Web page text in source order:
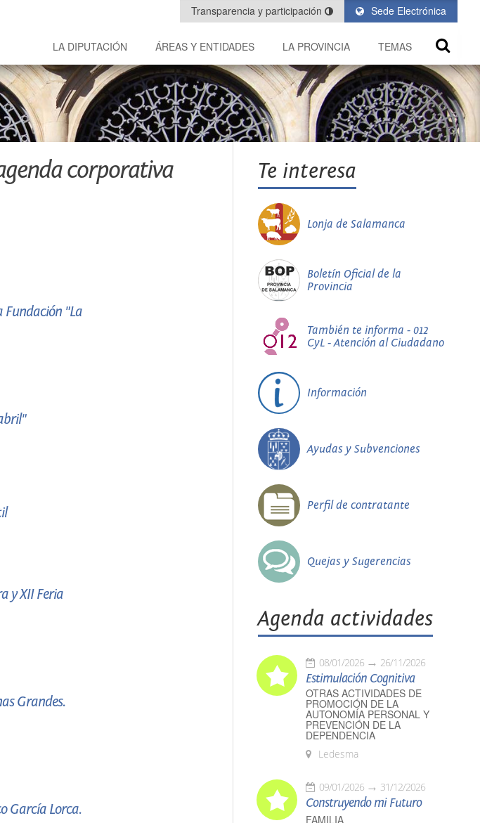
Sede Electrónica
Transparencia y participación
LA DIPUTACIÓN ÁREAS Y ENTIDADES LA PROVINCIA TEMAS
corporativa
Fundación "La
y XII Feria
Grandes.
García Lorca.
Te interesa
Lonja de Salamanca
Boletín Oficial de la
Provincia
También te informa - 012
CyL - Atención al Ciudadano
Información
Ayudas y Subvenciones
Perfil de contratante
Quejas y Sugerencias
Agenda actividades
08/01/2026 26/11/2026
Estimulación Cognitiva
OTRAS ACTIVIDADES DE
PROMOCIÓN DE LA
AUTONOMÍA PERSONAL Y
PREVENCIÓN DE LA
DEPENDENCIA
Ledesma
09/01/2026 31/12/2026
Construyendo mi Futuro
FAMILIA